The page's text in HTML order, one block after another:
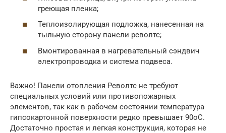
греющая пленка;
Теплоизолирующая подложка, нанесенная на
тыльную сторону панели револтс;
Вмонтированная в нагревательный сэндвич
электропроводка и система подвеса.
Важно! Панели отопления Револтс не требуют
специальных условий или противопожарных
элементов, так как в рабочем состоянии температура
гипсокартонной поверхности редко превышает 90оС.
Достаточно простая и легкая конструкция, которая не